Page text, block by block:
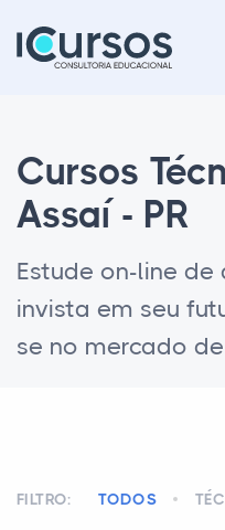
Cursos
Assaí - PR
Estude on-line
invista em seu
se no mercado
FILTRO: TODOS